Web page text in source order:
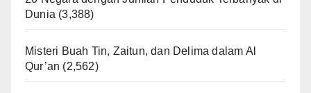
Dunia (3,388)
Misteri Buah Tin, Zaitun, dan Delima dalam Al
Qur’an (2,562)